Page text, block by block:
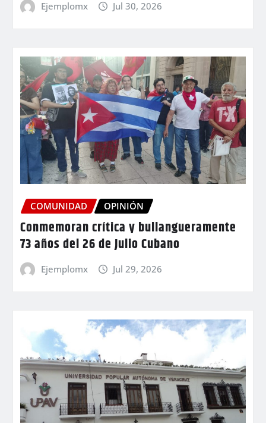
Ejemplomx Jul 30, 2026
COMUNIDAD OPINIÓN
Conmemoran crítica y bullangueramente
73 años del 26 de Julio Cubano
Ejemplomx Jul 29, 2026